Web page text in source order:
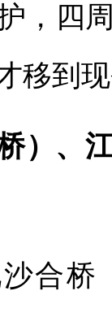
，四
移到
）、
合桥